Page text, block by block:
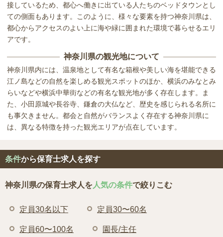
接しているため、都心へ働きに出ている人たちのベッドタウンとし
ての側面もあります。このように、様々な要素を持つ神奈川県は、
都心からアクセスのよい上に海や緑に囲まれた環境で暮らせるエリ
アです。
神奈川県の観光地について
神奈川県内には、温泉地として有名な箱根や美しい海を堪能できる
江ノ島などの自然を楽しめる観光スポットのほか、横浜のみなとみ
らいなどや横浜中華街などの有名な観光地が多く存在します。ま
た、小田原城や長谷寺、鎌倉の大仏など、歴史を感じられる名所に
も事欠きません。都会と自然がバランスよく存在する神奈川県に
は、異なる特徴を持った観光エリアが点在しています。
条件から保育士求人を探す
神奈川県の保育士求人を 人気の条件で絞りこむ
定員30名以下 定員30〜60名
定員60〜100名 園長/主任